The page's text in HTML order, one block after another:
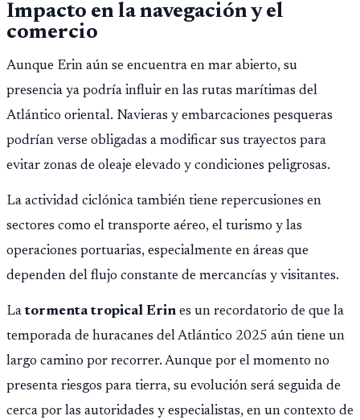
Impacto en la navegación y el
comercio
Aunque Erin aún se encuentra en mar abierto, su
presencia ya podría influir en las rutas marítimas del
Atlántico oriental. Navieras y embarcaciones pesqueras
podrían verse obligadas a modificar sus trayectos para
evitar zonas de oleaje elevado y condiciones peligrosas.
La actividad ciclónica también tiene repercusiones en
sectores como el transporte aéreo, el turismo y las
operaciones portuarias, especialmente en áreas que
dependen del flujo constante de mercancías y visitantes.
Latormenta tropical Erin es un recordatorio de que la
temporada de huracanes del Atlántico 2025 aún tiene un
largo camino por recorrer. Aunque por el momento no
presenta riesgos para tierra, su evolución será seguida de
cerca por las autoridades y especialistas, en un contexto de